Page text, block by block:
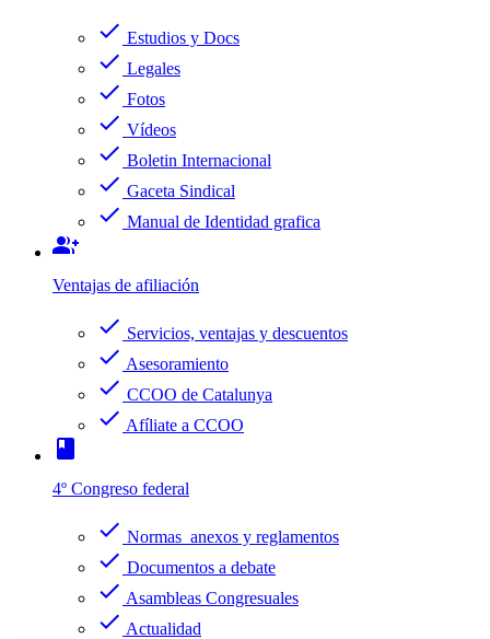
check Estudios y Docs
check Legales
check Fotos
check Vídeos
check Boletin Internacional
check Gaceta Sindical
check Manual de Identidad grafica
group_add
Ventajas de afiliación
check Servicios, ventajas y descuentos
check Asesoramiento
check CCOO de Catalunya
check Afíliate a CCOO
book
4º Congreso federal
check Normas anexos y reglamentos
check Documentos a debate
check Asambleas Congresuales
check Actualidad